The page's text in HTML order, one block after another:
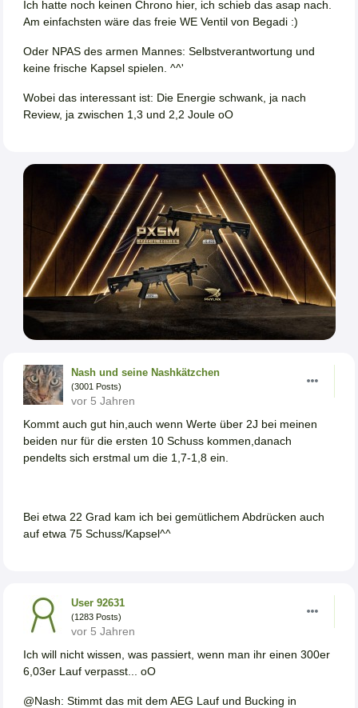
Ich hatte noch keinen Chrono hier, ich schieb das asap nach.
Am einfachsten wäre das freie WE Ventil von Begadi :)
Oder NPAS des armen Mannes: Selbstverantwortung und
keine frische Kapsel spielen. ^^'
Wobei das interessant ist: Die Energie schwank, ja nach
Review, ja zwischen 1,3 und 2,2 Joule oO
Nash und seine Nashkätzchen
(3001 Posts)
vor 5 Jahren
Kommt auch gut hin,auch wenn Werte über 2J bei meinen
beiden nur für die ersten 10 Schuss kommen,danach
pendelts sich erstmal um die 1,7-1,8 ein.
Bei etwa 22 Grad kam ich bei gemütlichem Abdrücken auch
auf etwa 75 Schuss/Kapsel^^
User 92631
(1283 Posts)
vor 5 Jahren
Ich will nicht wissen, was passiert, wenn man ihr einen 300er
6,03er Lauf verpasst... oO
@Nash: Stimmt das mit dem AEG Lauf und Bucking in